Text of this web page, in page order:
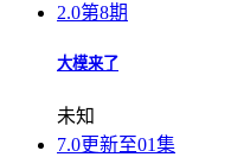
2.0第8期
大模来了
未知
7.0更新至01集